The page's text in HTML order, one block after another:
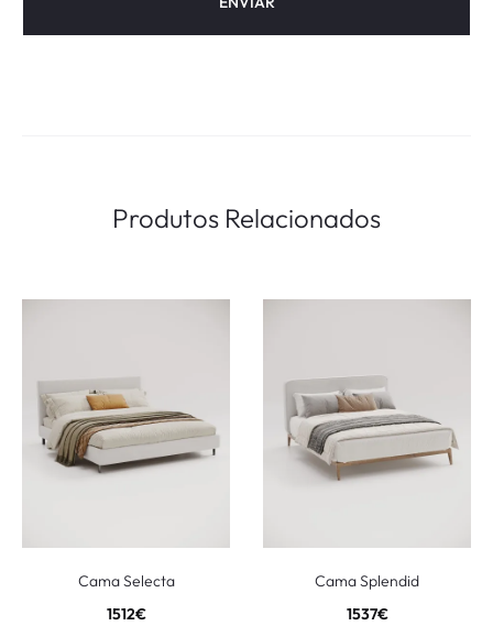
Produtos Relacionados
Cama Selecta
1512€
Cama Splendid
1537€